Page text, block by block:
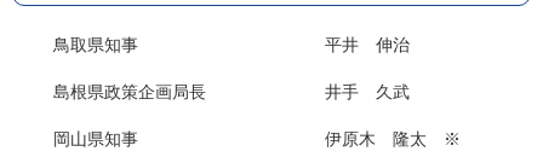
鳥取県知事 平井 伸治
島根県政策企画局長 井手 久武
岡山県知事 伊原木 隆太 ※